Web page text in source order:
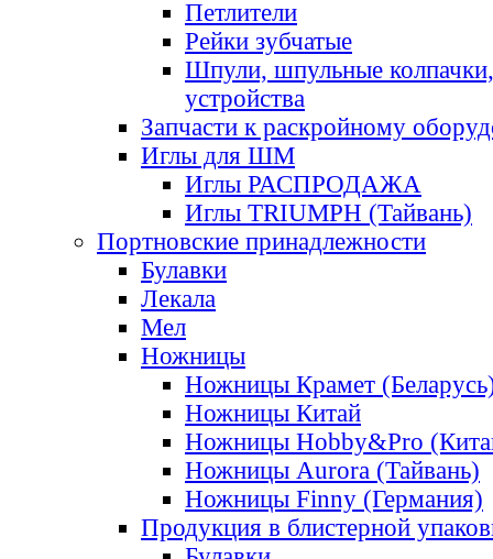
Петлители
Рейки зубчатые
Шпули, шпульные
устройства
Запчасти к раскройному
Иглы для ШМ
Иглы РАСПРОДАЖА
Иглы TRIUMPH (Тайвань)
Портновские принадлежности
Булавки
Лекала
Мел
Ножницы
Ножницы Крамет
Ножницы Китай
Ножницы Hobby&Pro
Ножницы Aurora (Тайвань)
Ножницы Finny (Германия)
Продукция в блистерной